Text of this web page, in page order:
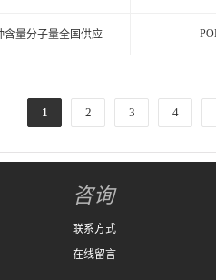
含量分子量全国供应
1 2 3 4
咨询
联系方式
在线留言